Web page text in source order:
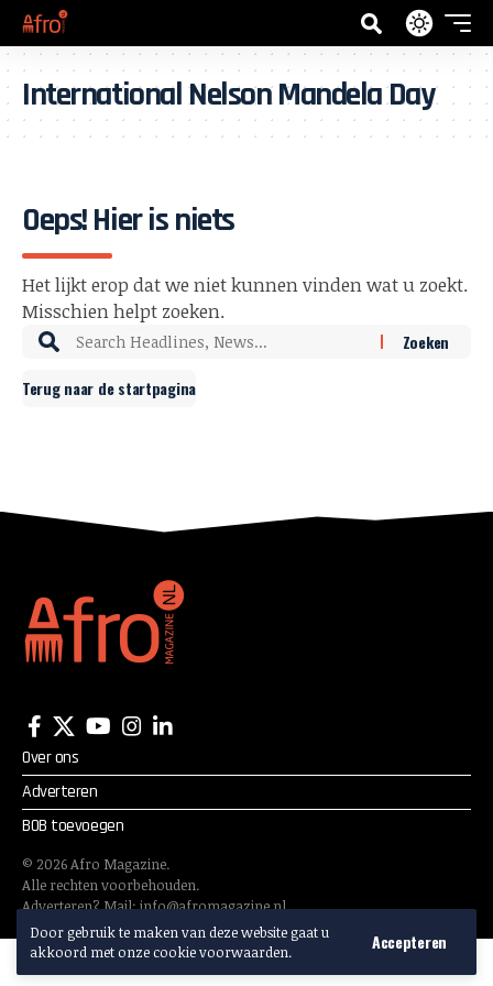
Door gebruik te maken van deze website gaat u
akkoord met onze cookie voorwaarden.
Accepteren
International Nelson Mandela Day
Oeps! Hier is niets
Het lijkt erop dat we niet kunnen vinden wat u zoekt.
Misschien helpt zoeken.
Terug naar de startpagina
Over ons
Adverteren
BOB toevoegen
© 2026Afro Magazine.
Alle rechten voorbehouden.
Adverteren? Mail:info@afromagazine.nl